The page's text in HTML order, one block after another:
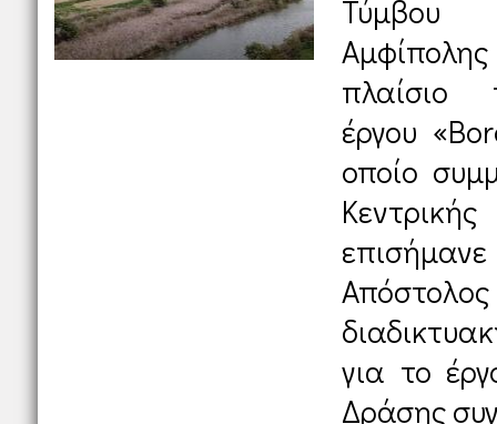
Τύμβου
πλαίσιο
έργου
οποίο
για το
Δράσης